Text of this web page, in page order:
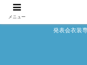
発表会衣装
メニュー